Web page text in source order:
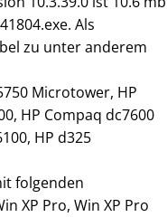
Als
zu unter anderem
Microtower, HP
HP Compaq dc7600
HP d325
folgenden
XP Pro, Win XP Pro